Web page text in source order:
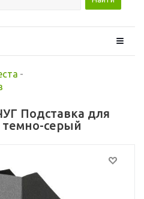
-
Подставка для
серый